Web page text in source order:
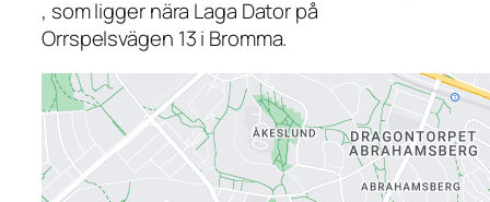
, som ligger nära Laga Dator på
Orrspelsvägen 13 i Bromma.